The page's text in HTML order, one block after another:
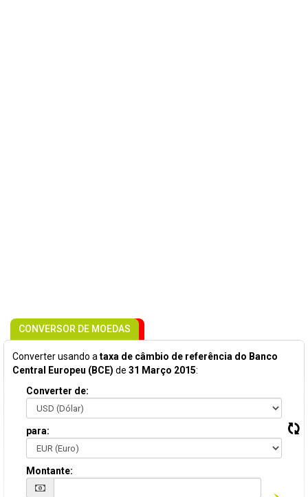
CONVERSOR DE MOEDAS
Converter usando a taxa de câmbio de referência do Banco
Central Europeu (BCE) de 31 Março 2015:
Converter de:
para:
Montante: